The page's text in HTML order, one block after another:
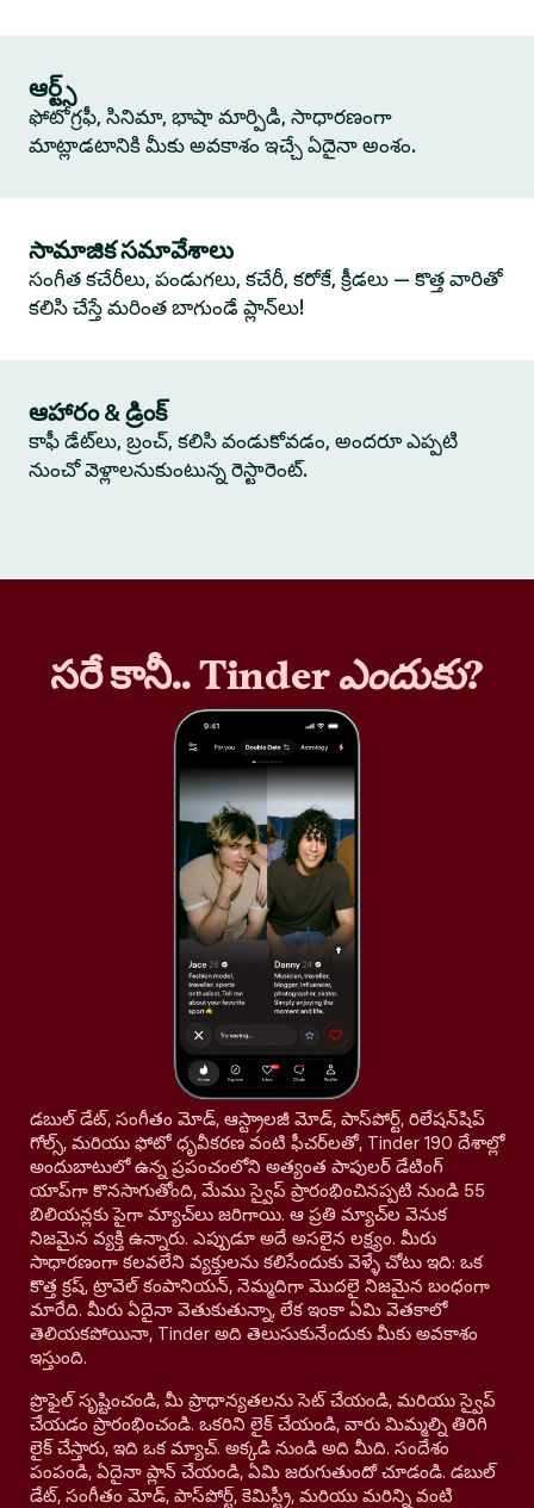
ఆర్ట్స్
ఫోటోగ్రఫీ, సినిమా, భాషా మార్పిడి, సాధారణంగా
మాట్లాడటానికి మీకు అవకాశం ఇచ్చే ఏదైనా అంశం.
సామాజిక సమావేశాలు
సంగీత కచేరీలు, పండుగలు, కచేరీ, కరోకే, క్రీడలు — కొత్త వారితో
కలిసి చేస్తే మరింత బాగుండే ప్లాన్‌లు!
ఆహారం & డ్రింక్
కాఫీ డేట్‌లు, బ్రంచ్, కలిసి వండుకోవడం, అందరూ ఎప్పటి
నుంచో వెళ్లాలనుకుంటున్న రెస్టారెంట్.
సరే కానీ.. Tinderఎందుకు?
డబుల్ డేట్, సంగీతం మోడ్, ఆస్ట్రాలజీ మోడ్, పాస్‌పోర్ట్, రిలేషన్‌షిప్
గోల్స్, మరియు ఫోటో ధృవీకరణ వంటి ఫీచర్‌లతో, Tinder 190 దేశాల్లో
అందుబాటులో ఉన్న ప్రపంచంలోని అత్యంత పాపులర్ డేటింగ్
యాప్‌గా కొనసాగుతోంది, మేము స్వైప్ ప్రారంభించినప్పటి నుండి 55
బిలియన్లకు పైగా మ్యాచ్‌లు జరిగాయి. ఆ ప్రతి మ్యాచ్‌ల వెనుక
నిజమైన వ్యక్తి ఉన్నారు. ఎప్పుడూ అదే అసలైన లక్ష్యం. మీరు
సాధారణంగా కలవలేని వ్యక్తులను కలిసేందుకు వెళ్ళే చోటు ఇది: ఒక
కొత్త క్రష్, ట్రావెల్ కంపానియన్, నెమ్మదిగా మొదలై నిజమైన బంధంగా
మారేది. మీరు ఏదైనా వెతుకుతున్నా, లేక ఇంకా ఏమి వెతకాలో
తెలియకపోయినా, Tinder అది తెలుసుకునేందుకు మీకు అవకాశం
ఇస్తుంది.
ప్రొఫైల్ సృష్టించండి, మీ ప్రాధాన్యతలను సెట్ చేయండి, మరియు స్వైప్
చేయడం ప్రారంభించండి. ఒకరిని లైక్ చేయండి, వారు మిమ్మల్ని తిరిగి
లైక్ చేస్తారు, ఇది ఒక మ్యాచ్. అక్కడి నుండి అది మీది. సందేశం
పంపండి, ఏదైనా ప్లాన్ చేయండి, ఏమి జరుగుతుందో చూడండి. డబుల్
డేట్, సంగీతం మోడ్, పాస్‌పోర్ట్, కెమిస్ట్రీ, మరియు మరిన్ని వంటి